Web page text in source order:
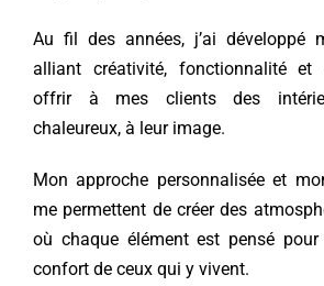
Au fil des années, j’ai développé
alliant créativité, fonctionnalité et
offrir à mes clients des
chaleureux, à leur image.
Mon approche personnalisée et
me permettent de créer des
où chaque élément est pensé
confort de ceux qui y vivent.